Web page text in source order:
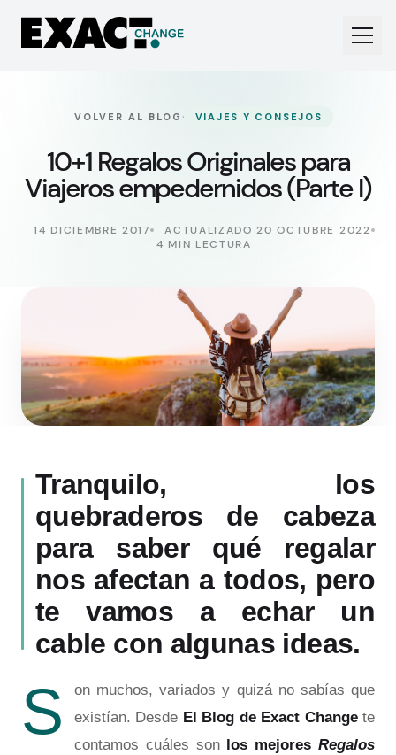
VOLVER AL BLOG · VIAJES Y CONSEJOS
10+1 Regalos Originales para
Viajeros empedernidos (Parte I)
14 DICIEMBRE 2017
ACTUALIZADO 20 OCTUBRE 2022
4 MIN LECTURA
Tranquilo, los
quebraderos de cabeza
para saber qué regalar
nos afectan a todos, pero
te vamos a echar un
cable con algunas ideas.
S
on muchos, variados y quizá no sabías que
existían. Desde El Blog de Exact Changete
contamos cuáles son los mejoresRegalos